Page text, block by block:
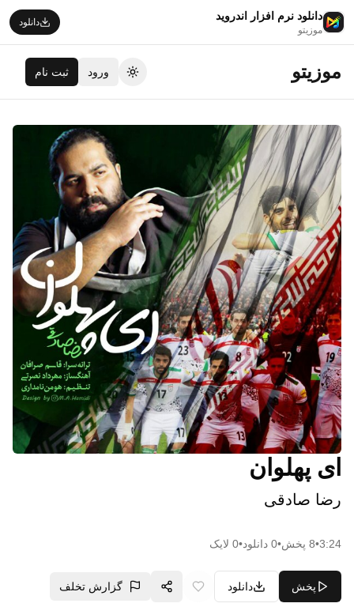
دانلود نرم افزار اندروید
موزیتو
دانلود
موزیتو تغییر تم
ورود ثبت نام
ای پهلوان
رضا صادقی
3:24
•
8 پخش•
0 دانلود•
0 لایک
پخش دانلود گزارش تخلف